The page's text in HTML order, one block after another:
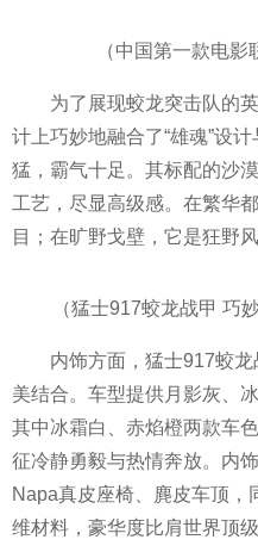
（中国第一款电影
为了展现蛟龙突击队的
计上巧妙地融合了“雄魂”设计
猛，霸气十足。其标配的沙
工艺，尽显高级感。在繁华
目；在旷野戈壁，它是狂野
（猛士917蛟龙战甲 巧
内饰方面，猛士917蛟
美结合。车型提供月影灰、
其中冰霜白、赤焰橙两款车
征冷静勇毅与热情奔放。内
Napa真皮座椅、麂皮车顶，
维材料，豪华度比肩世界顶级